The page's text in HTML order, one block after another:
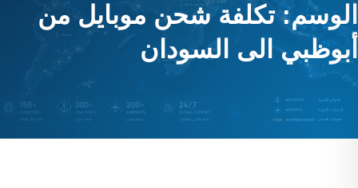
الوسم:تكلفة شحن موبايل من
أبوظبي الى السودان